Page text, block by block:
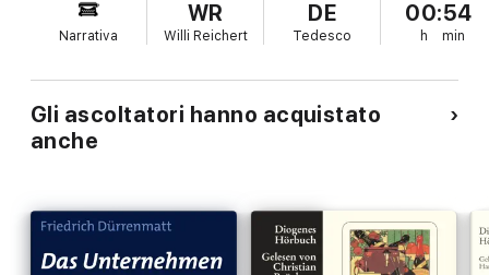
Narrativa
WR
Willi Reichert
DE
Tedesco
00:54
h min
Gli ascoltatori hanno acquistato
anche